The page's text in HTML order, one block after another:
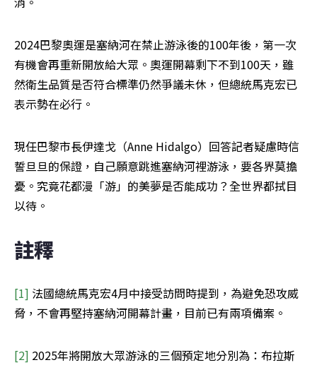
2024巴黎奧運是塞納河在禁止游泳後的100年後，第一次
有機會再重新開放給大眾。奧運開幕剩下不到100天，雖
然衛生品質是否符合標準仍然爭議未休，但總統馬克宏已
表示勢在必行。
現任巴黎市長伊達戈（Anne Hidalgo）回答記者疑慮時信
誓旦旦的保證，自己願意跳進塞納河裡游泳，要各界莫擔
憂。究竟花都漫「游」的美夢是否能成功？全世界都拭目
以待。
註釋
[1] 法國總統馬克宏4月中接受訪問時提到，為避免恐攻威
脅，不會再堅持塞納河開幕計畫，目前已有兩項備案。
[2] 2025年將開放大眾游泳的三個預定地分別為：布拉斯